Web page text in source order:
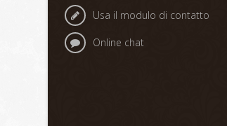
Usa il modulo di contatto
Online chat